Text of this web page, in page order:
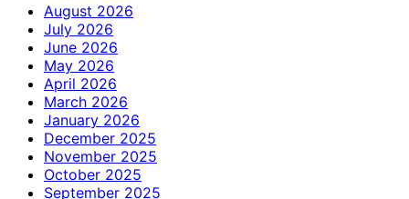
August 2026
July 2026
June 2026
May 2026
April 2026
March 2026
January 2026
December 2025
November 2025
October 2025
September 2025